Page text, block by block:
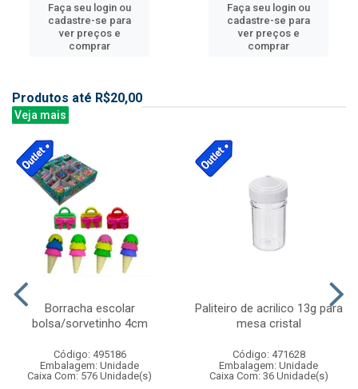
Faça seu login ou
cadastre-se para
ver preços e
comprar
Faça seu login ou
cadastre-se para
ver preços e
comprar
Produtos até R$20,00
Veja mais
Borracha escolar
bolsa/sorvetinho 4cm
Código: 495186
Embalagem: Unidade
Caixa Com: 576 Unidade(s)
Paliteiro de acrilico 13g para
mesa cristal
Código: 471628
Embalagem: Unidade
Caixa Com: 36 Unidade(s)